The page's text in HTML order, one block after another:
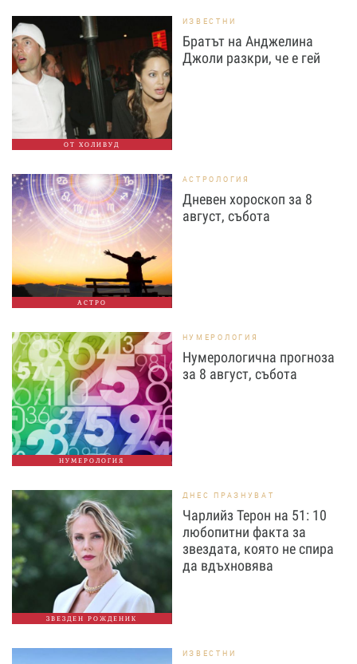
ОТ ХОЛИВУД
ИЗВЕСТНИ
Братът на Анджелина
Джоли разкри, че е гей
АСТРО
АСТРОЛОГИЯ
Дневен хороскоп за 8
август, събота
НУМЕРОЛОГИЯ
НУМЕРОЛОГИЯ
Нумерологична прогноза
за 8 август, събота
ЗВЕЗДЕН РОЖДЕНИК
ДНЕС ПРАЗНУВАТ
Чарлийз Терон на 51: 10
любопитни факта за
звездата, която не спира
да вдъхновява
ИЗВЕСТНИ